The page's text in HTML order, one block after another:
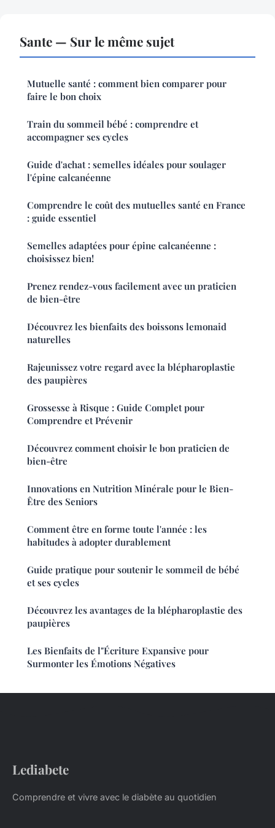
Sante — Sur le même sujet
Mutuelle santé : comment bien comparer pour
faire le bon choix
Train du sommeil bébé : comprendre et
accompagner ses cycles
Guide d'achat : semelles idéales pour soulager
l'épine calcanéenne
Comprendre le coût des mutuelles santé en France
: guide essentiel
Semelles adaptées pour épine calcanéenne :
choisissez bien!
Prenez rendez-vous facilement avec un praticien
de bien-être
Découvrez les bienfaits des boissons lemonaid
naturelles
Rajeunissez votre regard avec la blépharoplastie
des paupières
Grossesse à Risque : Guide Complet pour
Comprendre et Prévenir
Découvrez comment choisir le bon praticien de
bien-être
Innovations en Nutrition Minérale pour le Bien-
Être des Seniors
Comment être en forme toute l'année : les
habitudes à adopter durablement
Guide pratique pour soutenir le sommeil de bébé
et ses cycles
Découvrez les avantages de la blépharoplastie des
paupières
Les Bienfaits de l"Écriture Expansive pour
Surmonter les Émotions Négatives
Lediabete
Comprendre et vivre avec le diabète au quotidien